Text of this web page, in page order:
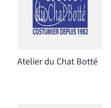
Atelier du Chat Botté